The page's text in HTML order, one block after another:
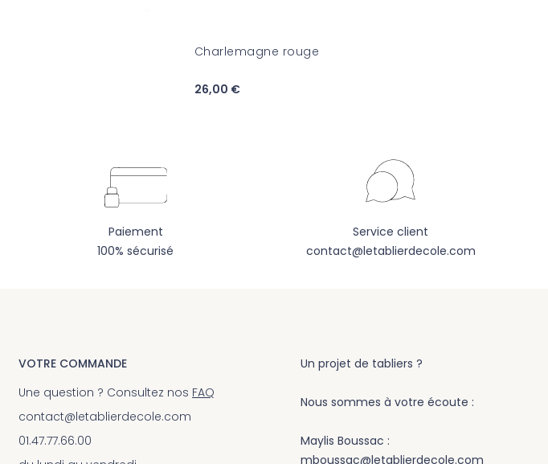
Charlemagne rouge
26,00 €
Paiement
100% sécurisé
Service client
contact@letablierdecole.com
VOTRE COMMANDE
Une question ? Consultez nos FAQ
contact@letablierdecole.com
01.47.77.66.00
Un projet de tabliers ?
Nous sommes à votre écoute :
Maylis Boussac :
mboussac@letablierdecole.com